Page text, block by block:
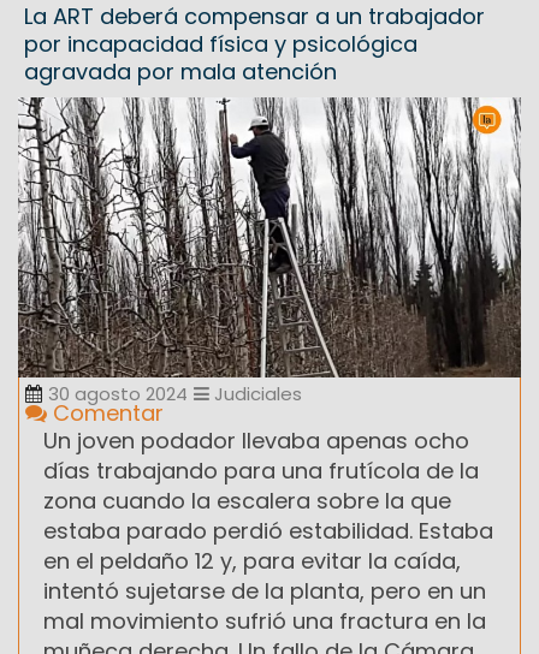
La ART deberá compensar a un trabajador
por incapacidad física y psicológica
agravada por mala atención
30 agosto 2024 Judiciales
Comentar
Un joven podador llevaba apenas ocho
días trabajando para una frutícola de la
zona cuando la escalera sobre la que
estaba parado perdió estabilidad. Estaba
en el peldaño 12 y, para evitar la caída,
intentó sujetarse de la planta, pero en un
mal movimiento sufrió una fractura en la